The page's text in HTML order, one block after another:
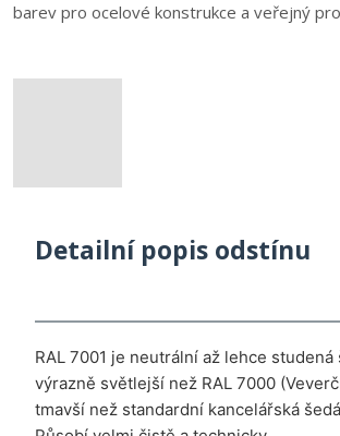
barev pro ocelové konstrukce a veřejný
Detailní popis odstínu
RAL 7001 je neutrální až lehce studená
výrazně světlejší než RAL 7000
tmavší než standardní kancelářská